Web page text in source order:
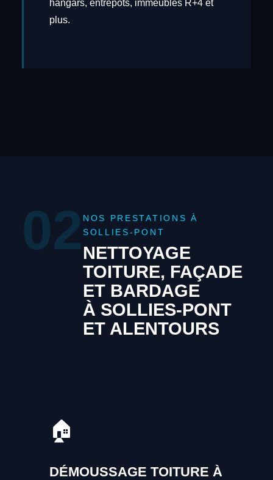
hangars, entrepôts, immeubles R+4 et
plus.
02 NOS PRESTATIONS À
SOLLIES-PONT
NETTOYAGE
TOITURE, FAÇADE
ET BARDAGE
À SOLLIES-PONT
ET ALENTOURS
🏠
DÉMOUSSAGE TOITURE À